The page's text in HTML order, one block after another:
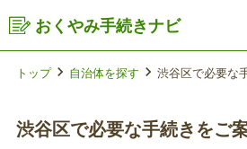
おくやみ手続きナビ
トップ 自治体を探す 渋谷区で必要な
渋谷区で必要な手続きをご